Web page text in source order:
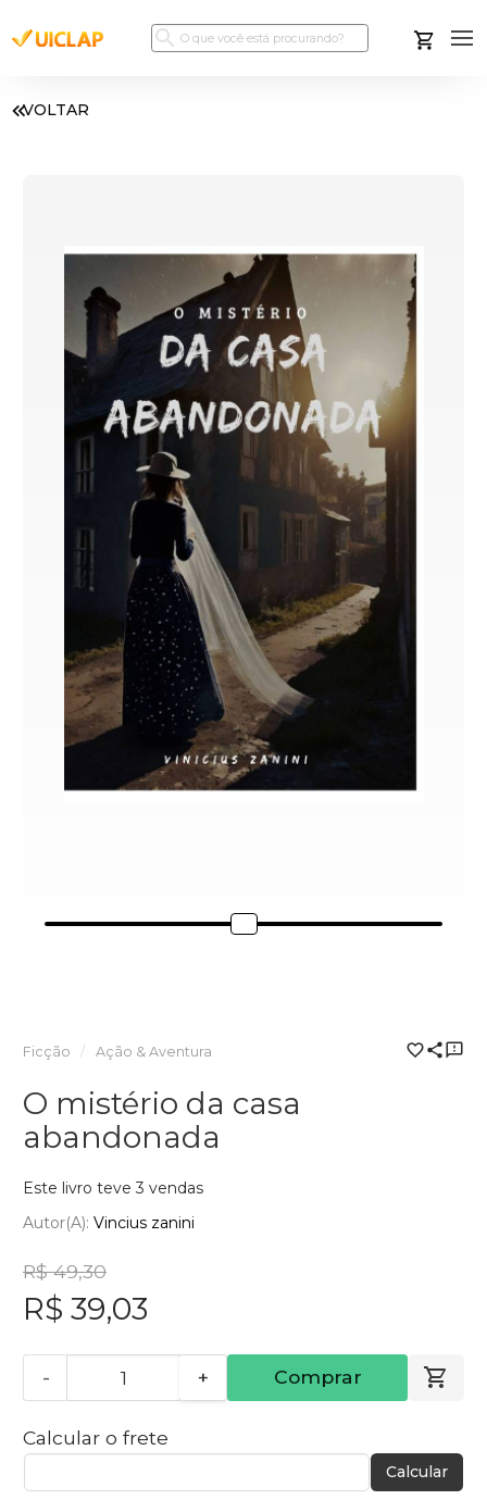
VOLTAR
Ficção Ação & Aventura
O mistério da casa
abandonada
Este livro teve 3 vendas
Autor(a): Vincius zanini
R$ 49,30
R$ 39,03
- + Comprar
Calcular o frete
Calcular